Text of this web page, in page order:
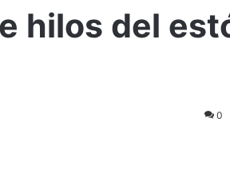
hilos del
0